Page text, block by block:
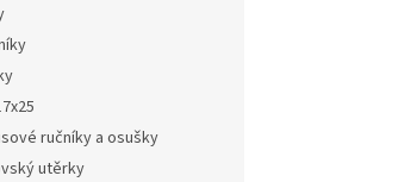
ručníky a osušky
utěrky